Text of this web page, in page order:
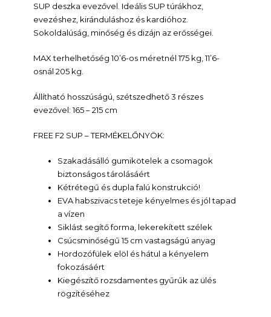
SUP deszka evezővel. Ideális SUP túrákhoz,
evezéshez, kiránduláshoz és kardióhoz.
Sokoldalúság, minőség és dizájn az erősségei.
MAX terhelhetőség 10’6-os méretnél 175 kg, 11’6-
osnál 205 kg.
Állítható hosszúságú, szétszedhető 3 részes
evezővel: 165 – 215 cm
FREE F2 SUP – TERMÉKELŐNYÖK:
Szakadásálló gumikötelek a csomagok
biztonságos tárolásáért
Kétrétegű és dupla falú konstrukció!
EVA habszivacs teteje kényelmes és jól tapad
a vízen
Siklást segítő forma, lekerekített szélek
Csúcsminőségű 15 cm vastagságú anyag
Hordozófülek elöl és hátul a kényelem
fokozásáért
Kiegészítő rozsdamentes gyűrűk az ülés
rögzítéséhez